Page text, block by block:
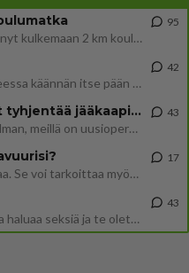
Hesarissa päivitellään lapset joutuu nyt kulkemaan 2 km kouluun jösses. Ruostefillarilla tuo matka menee vaikka miten äk
95
Mutta mies vain tuijottaa, siinä vaiheessa käännän itse pään pois. Mikä juttu? Yleensä jos joku tuijottaa tai katsoo, hä
42
Uusioperheen aikuiset lapset tyhjentää jääkaapin käydessään
Miten selvittäisitte seuraavan ongelman, meillä on uusioperhe, minulla teini-ikäiset lapset ja puolisolla aikuiset, jotk
43
Lomat on monella lomailtu ja arki alkaa. Se voi tarkoittaa myös sitä, että grillailut on grillattu ja palataan arjen ruo
17
Miksi se että mies on seksuaalinen ja haluaa seksiä ja te olette hänen mielestänne haluttava on vastenmielistä? Mikä sii
43